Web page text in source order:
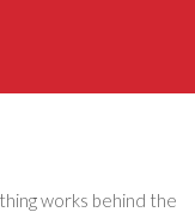
works behind the